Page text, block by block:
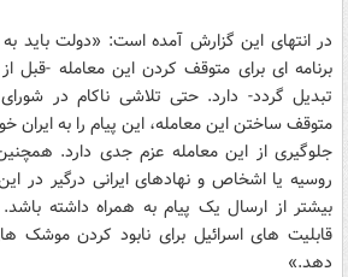
در انتهای این گزارش آمده است: «دولت باید
برنامه ای برای متوقف کردن این معامله -قبل
تبدیل گردد- دارد. حتی تلاشی ناکام در
متوقف ساختن این معامله، این پیام را به ایران
جلوگیری از این معامله عزم جدی دارد.
روسیه یا اشخاص و نهادهای ایرانی درگیر در
بیشتر از ارسال یک پیام به همراه داشته باشد.
قابلیت های اسرائیل برای نابود کردن موشک
دهد.»